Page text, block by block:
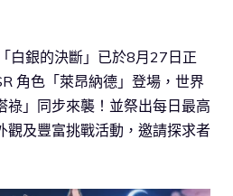
白銀的決斷」已於8月27日正
角色「萊昂納德」登場，世界
祿」同步來襲！並祭出每日最高
觀及豐富挑戰活動，邀請探求者